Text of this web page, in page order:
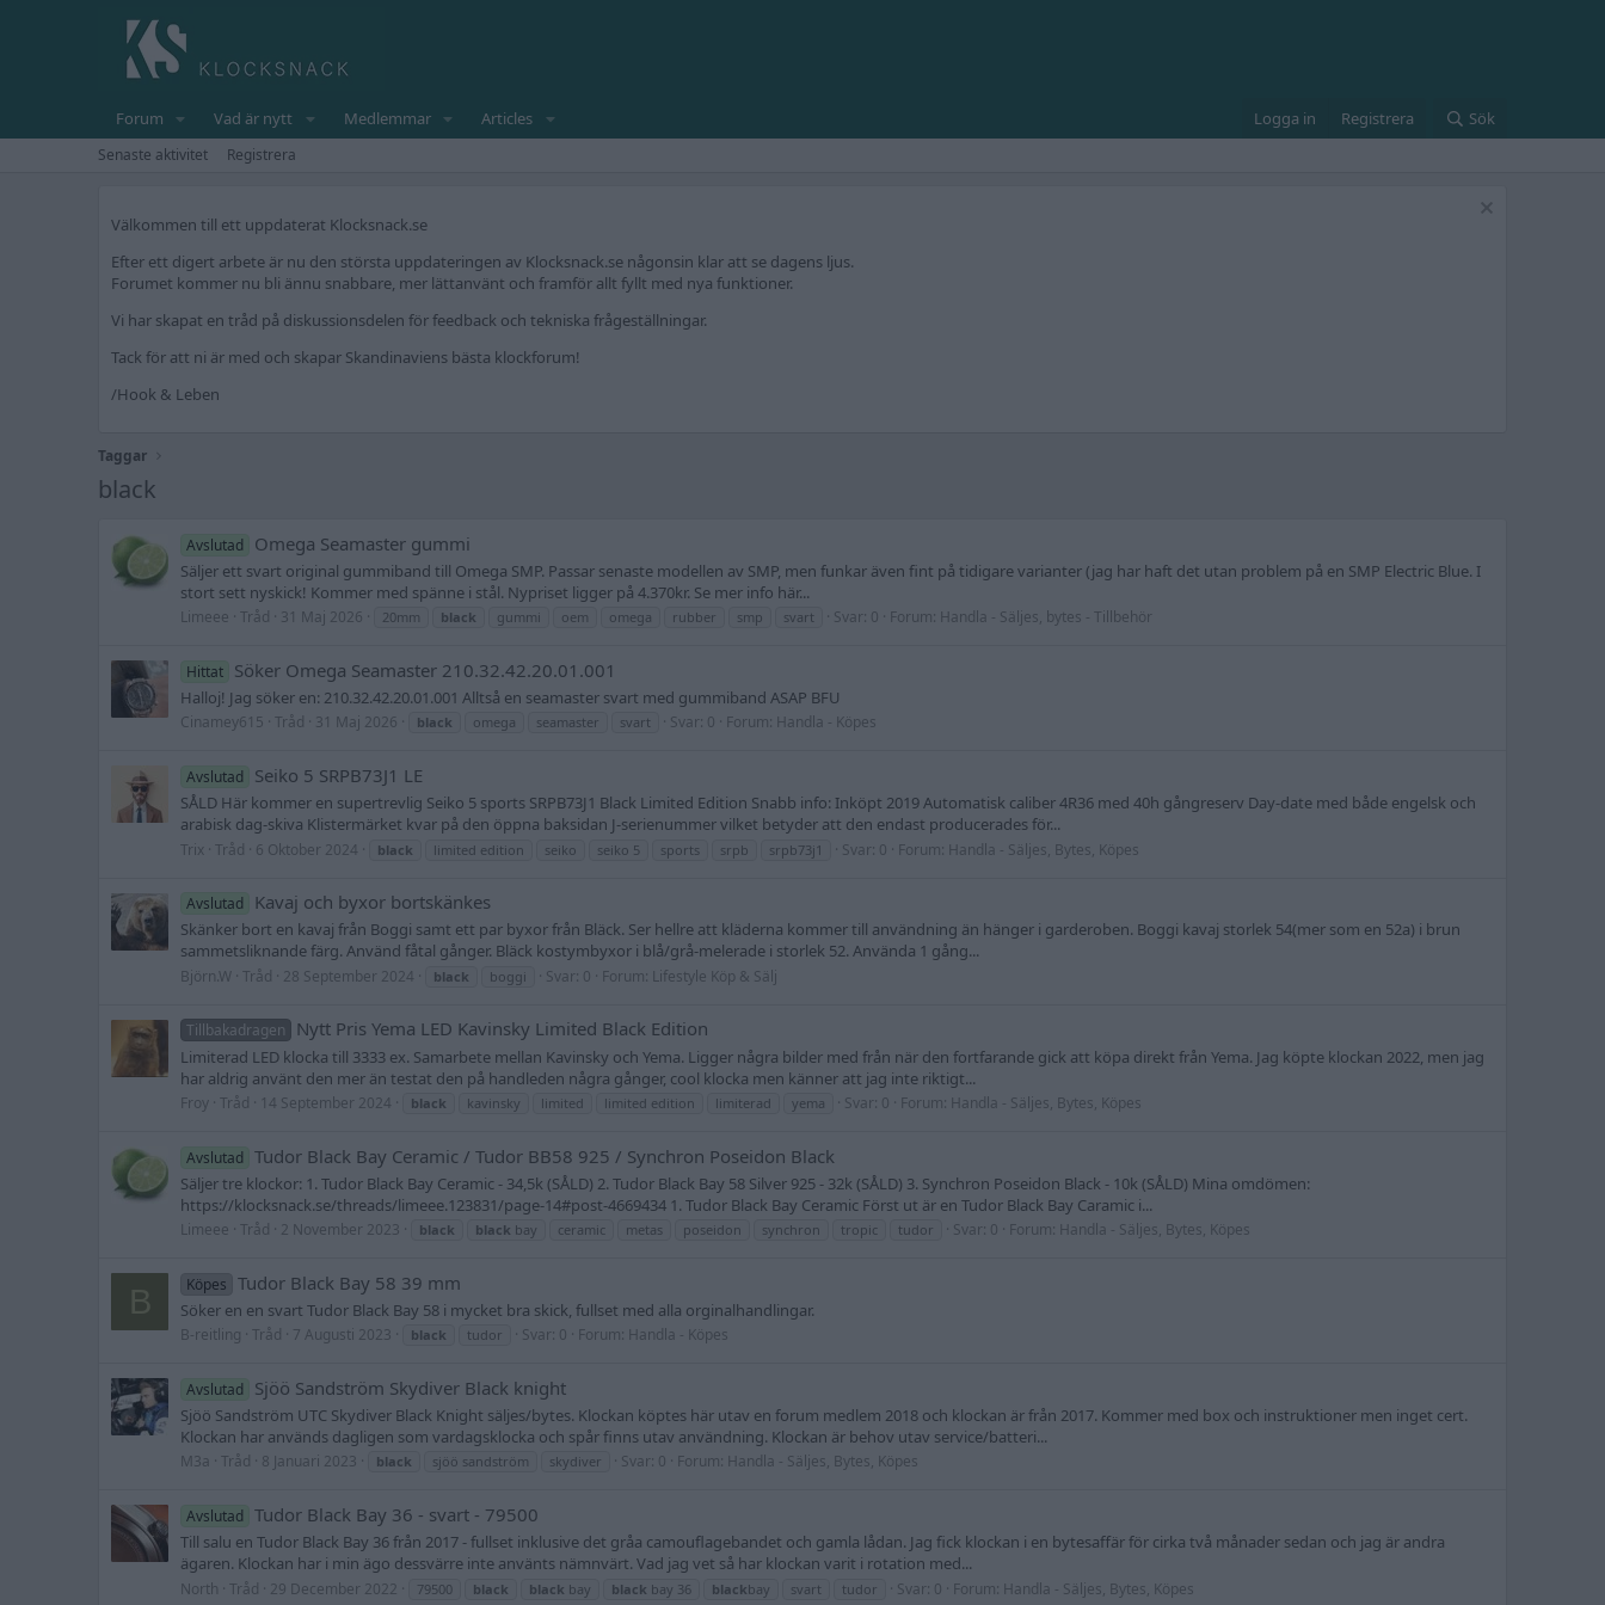
Forum Vad är nytt Medlemmar Articles Logga in Registrera Sök
Senaste aktivitet Registrera
Välkommen till ett uppdaterat Klocksnack.se
Efter ett digert arbete är nu den största uppdateringen av Klocksnack.se någonsin klar att se dagens ljus.
Forumet kommer nu bli ännu snabbare, mer lättanvänt och framför allt fyllt med nya funktioner.
Vi har skapat en tråd på diskussionsdelen för feedback och tekniska frågeställningar.
Tack för att ni är med och skapar Skandinaviens bästa klockforum!
/Hook & Leben
Taggar
black
Avslutad Omega Seamaster gummi
Säljer ett svart original gummiband till Omega SMP. Passar senaste modellen av SMP, men funkar även fint på tidigare varianter (jag har haft det utan problem på en SMP Electric Blue. I
stort sett nyskick! Kommer med spänne i stål. Nypriset ligger på 4.370kr. Se mer info här...
Limeee Tråd 31 Maj 2026 20mm black gummi oem omega rubber smp svart Svar: 0 Forum: Handla - Säljes, bytes - Tillbehör
Hittat Söker Omega Seamaster 210.32.42.20.01.001
Halloj! Jag söker en: 210.32.42.20.01.001 Alltså en seamaster svart med gummiband ASAP BFU
Cinamey615 Tråd 31 Maj 2026 black omega seamaster svart Svar: 0 Forum: Handla - Köpes
Avslutad Seiko 5 SRPB73J1 LE
SÅLD Här kommer en supertrevlig Seiko 5 sports SRPB73J1 Black Limited Edition Snabb info: Inköpt 2019 Automatisk caliber 4R36 med 40h gångreserv Day-date med både engelsk och
arabisk dag-skiva Klistermärket kvar på den öppna baksidan J-serienummer vilket betyder att den endast producerades för...
Trix Tråd 6 Oktober 2024 black limited edition seiko seiko 5 sports srpb srpb73j1 Svar: 0 Forum: Handla - Säljes, Bytes, Köpes
Avslutad Kavaj och byxor bortskänkes
Skänker bort en kavaj från Boggi samt ett par byxor från Bläck. Ser hellre att kläderna kommer till användning än hänger i garderoben. Boggi kavaj storlek 54(mer som en 52a) i brun
sammetsliknande färg. Använd fåtal gånger. Bläck kostymbyxor i blå/grå-melerade i storlek 52. Använda 1 gång...
Björn.W Tråd 28 September 2024 black boggi Svar: 0 Forum: Lifestyle Köp & Sälj
Tillbakadragen Nytt Pris Yema LED Kavinsky Limited Black Edition
Limiterad LED klocka till 3333 ex. Samarbete mellan Kavinsky och Yema. Ligger några bilder med från när den fortfarande gick att köpa direkt från Yema. Jag köpte klockan 2022, men jag
har aldrig använt den mer än testat den på handleden några gånger, cool klocka men känner att jag inte riktigt...
Froy Tråd 14 September 2024 black kavinsky limited limited edition limiterad yema Svar: 0 Forum: Handla - Säljes, Bytes, Köpes
Avslutad Tudor Black Bay Ceramic / Tudor BB58 925 / Synchron Poseidon Black
Säljer tre klockor: 1. Tudor Black Bay Ceramic - 34,5k (SÅLD) 2. Tudor Black Bay 58 Silver 925 - 32k (SÅLD) 3. Synchron Poseidon Black - 10k (SÅLD) Mina omdömen:
https://klocksnack.se/threads/limeee.123831/page-14#post-4669434 1. Tudor Black Bay Ceramic Först ut är en Tudor Black Bay Caramic i...
Limeee Tråd 2 November 2023 black black bay ceramic metas poseidon synchron tropic tudor Svar: 0 Forum: Handla - Säljes, Bytes, Köpes
Köpes Tudor Black Bay 58 39 mm
Söker en en svart Tudor Black Bay 58 i mycket bra skick, fullset med alla orginalhandlingar.
B-reitling Tråd 7 Augusti 2023 black tudor Svar: 0 Forum: Handla - Köpes
Avslutad Sjöö Sandström Skydiver Black knight
Sjöö Sandström UTC Skydiver Black Knight säljes/bytes. Klockan köptes här utav en forum medlem 2018 och klockan är från 2017. Kommer med box och instruktioner men inget cert.
Klockan har används dagligen som vardagsklocka och spår finns utav användning. Klockan är behov utav service/batteri...
M3a Tråd 8 Januari 2023 black sjöö sandström skydiver Svar: 0 Forum: Handla - Säljes, Bytes, Köpes
Avslutad Tudor Black Bay 36 - svart - 79500
Till salu en Tudor Black Bay 36 från 2017 - fullset inklusive det gråa camouflagebandet och gamla lådan. Jag fick klockan i en bytesaffär för cirka två månader sedan och jag är andra
ägaren. Klockan har i min ägo dessvärre inte använts nämnvärt. Vad jag vet så har klockan varit i rotation med...
North Tråd 29 December 2022 79500 black black bay black bay 36 blackbay svart tudor Svar: 0 Forum: Handla - Säljes, Bytes, Köpes